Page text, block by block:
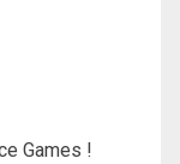
Games !